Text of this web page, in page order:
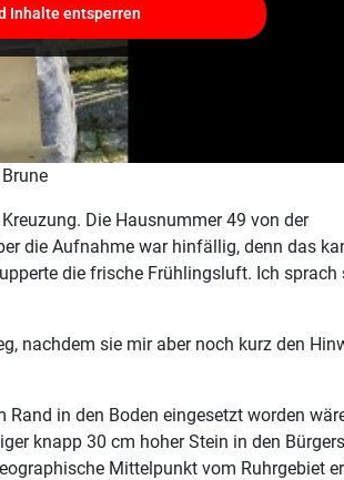
Inhalte entsperren
Die Hausnummer 49 von der
die Aufnahme war hinfällig, denn das
die frische Frühlingsluft. Ich sprach
nachdem sie mir aber noch kurz den
in den Boden eingesetzt worden
knapp 30 cm hoher Stein in den
Mittelpunkt vom Ruhrgebiet